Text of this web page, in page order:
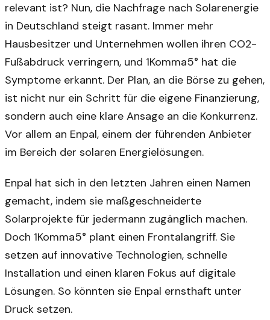
relevant ist? Nun, die Nachfrage nach Solarenergie
in Deutschland steigt rasant. Immer mehr
Hausbesitzer und Unternehmen wollen ihren CO2-
Fußabdruck verringern, und 1Komma5° hat die
Symptome erkannt. Der Plan, an die Börse zu gehen,
ist nicht nur ein Schritt für die eigene Finanzierung,
sondern auch eine klare Ansage an die Konkurrenz.
Vor allem an Enpal, einem der führenden Anbieter
im Bereich der solaren Energielösungen.
Enpal hat sich in den letzten Jahren einen Namen
gemacht, indem sie maßgeschneiderte
Solarprojekte für jedermann zugänglich machen.
Doch 1Komma5° plant einen Frontalangriff. Sie
setzen auf innovative Technologien, schnelle
Installation und einen klaren Fokus auf digitale
Lösungen. So könnten sie Enpal ernsthaft unter
Druck setzen.